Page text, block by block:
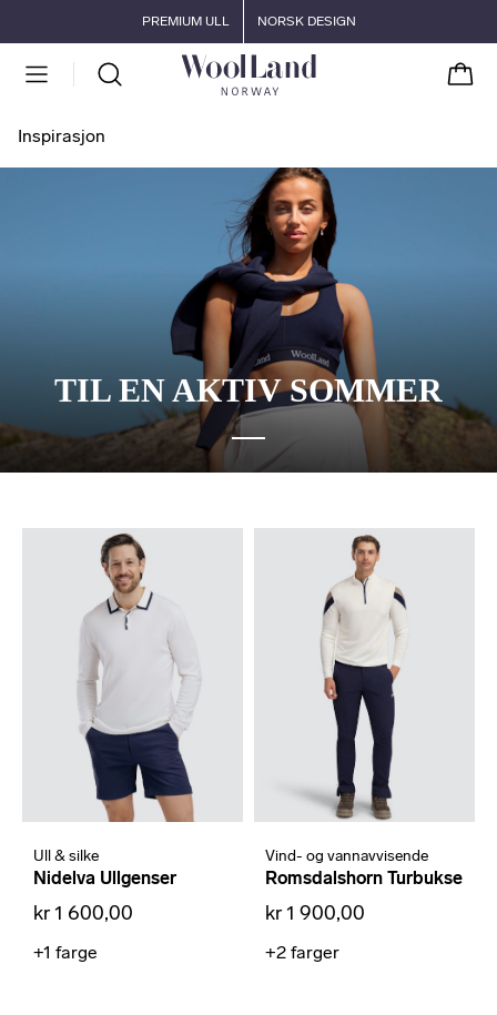
Gå til hovedinnholdPREMIUM ULL NORSK DESIGN
Inspirasjon
TIL EN AKTIV SOMMER
Ull & silke
Nidelva Ullgenser
kr 1 600,00
+1 farge
Vind- og vannavvisende
Romsdalshorn Turbukse
kr 1 900,00
+2 farger